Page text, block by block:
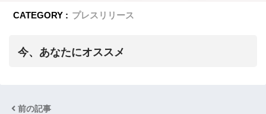
CATEGORY : プレスリリース
今、あなたにオススメ
前の記事